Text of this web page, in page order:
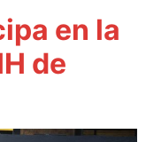
en la
de